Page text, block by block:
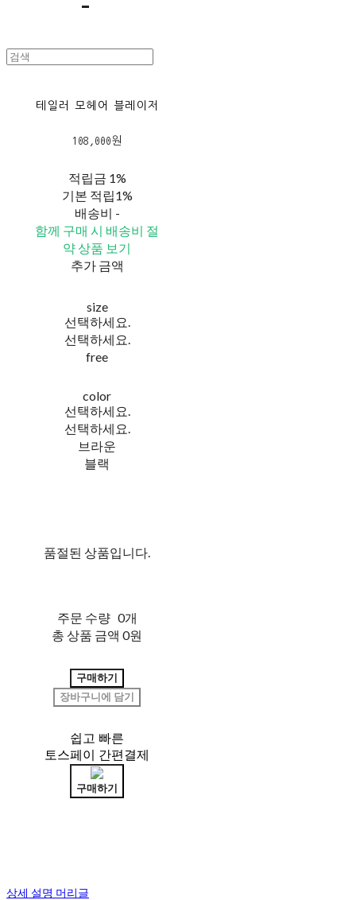
테일러 모헤어 블레이저
108,000원
적립금 1%
기본 적립1%
배송비 -
함께 구매 시 배송비 절
약 상품 보기
추가 금액
size
선택하세요.
선택하세요.
free
color
선택하세요.
선택하세요.
브라운
블랙
품절된 상품입니다.
주문 수량 0개
총 상품 금액 0원
구매하기
장바구니에 담기
쉽고 빠른
토스페이 간편결제
구매하기
상세 설명 머리글